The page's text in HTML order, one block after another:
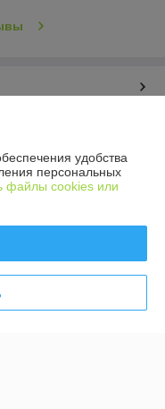
удобства
персональных
файлы cookies или